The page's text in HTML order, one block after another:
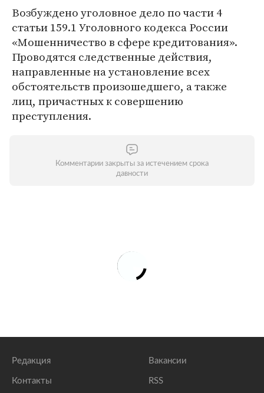
Возбуждено уголовное дело по части 4
статьи 159.1 Уголовного кодекса России
«Мошенничество в сфере кредитования».
Проводятся следственные действия,
направленные на установление всех
обстоятельств произошедшего, а также
лиц, причастных к совершению
преступления.
Комментарии закрыты за истечением срока
давности
Редакция
Контакты
Вакансии
RSS